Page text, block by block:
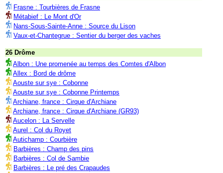
Frasne : Tourbières de Frasne
Métabief : Le Mont d'Or
Nans-Sous-Sainte-Anne : Source du Lison
Vaux-et-Chantegrue : Sentier du berger des vaches
26 Drôme
Albon : Une promenée au temps des Comtes d'Albon
Allex : Bord de drôme
Aouste sur sye : Cobonne
Aouste sur sye : Cobonne Printemps
Archiane, france : Cirque d'Archiane
Archiane, france : Cirque d'Archiane (GR93)
Aucelon : La Servelle
Aurel : Col du Royet
Autichamp : Courbière
Barbières : Champ des pins
Barbières : Col de Sambie
Barbières : Le pré des Crapaudes